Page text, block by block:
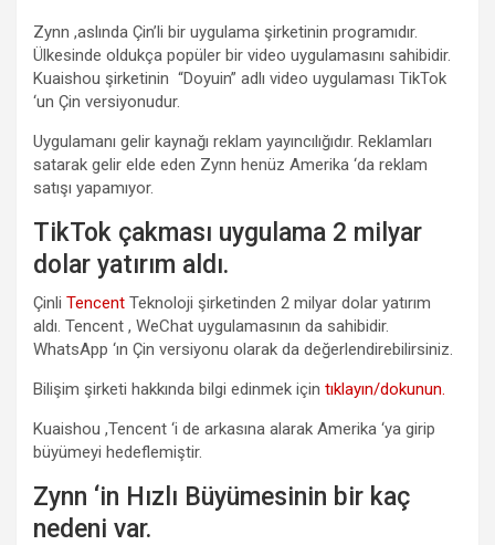
Zynn ,aslında Çin’li bir uygulama şirketinin programıdır.
Ülkesinde oldukça popüler bir video uygulamasını sahibidir.
Kuaishou şirketinin “Doyuin” adlı video uygulaması TikTok
‘un Çin versiyonudur.
Uygulamanı gelir kaynağı reklam yayıncılığıdır. Reklamları
satarak gelir elde eden Zynn henüz Amerika ‘da reklam
satışı yapamıyor.
TikTok çakması uygulama 2 milyar
dolar yatırım aldı.
Çinli Tencent Teknoloji şirketinden 2 milyar dolar yatırım
aldı. Tencent , WeChat uygulamasının da sahibidir.
WhatsApp ‘ın Çin versiyonu olarak da değerlendirebilirsiniz.
Bilişim şirketi hakkında bilgi edinmek için tıklayın/dokunun.
Kuaishou ,Tencent ‘i de arkasına alarak Amerika ‘ya girip
büyümeyi hedeflemiştir.
Zynn ‘in Hızlı Büyümesinin bir kaç
nedeni var.